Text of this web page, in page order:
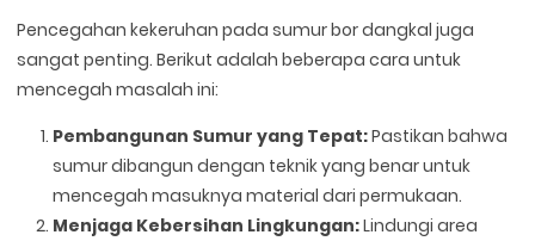
Pencegahan kekeruhan pada sumur bor dangkal juga
sangat penting. Berikut adalah beberapa cara untuk
mencegah masalah ini:
Pembangunan Sumur yang Tepat:Pastikan bahwa
sumur dibangun dengan teknik yang benar untuk
mencegah masuknya material dari permukaan.
Menjaga Kebersihan Lingkungan:Lindungi area